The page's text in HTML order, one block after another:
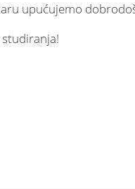
upućujemo